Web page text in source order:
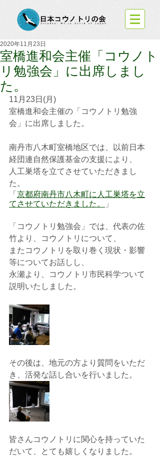
室橋進和会主催「コウノト
リ勉強会」に出席しまし
た。
2020年11月23日
11月23日(月)
室橋進和会主催の「コウノトリ勉強
会」に出席しました。
南丹市八木町室橋地区では、以前日本
経団連自然保護基金の支援により、
人工巣塔を立てさせていただきまし
た。
「 京都府南丹市八木町に人工巣塔を立
てさせていただきました。
」
「コウノトリ勉強会」では、代表の佐
竹より、コウノトリについて、
またコウノトリを取り巻く現状・影響
等についてお話しし、
永瀬より、コウノトリ市民科学ついて
説明いたしました。
その後は、地元の方より質問をいただ
き、活発な話し合いを行いました。
皆さんコウノトリに関心を持っていた
だいて、とても嬉しくなりました。